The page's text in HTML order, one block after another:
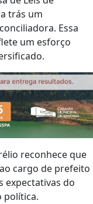
trás um
Essa
um esforço
reconhece que
cargo de prefeito
expectativas do
política.